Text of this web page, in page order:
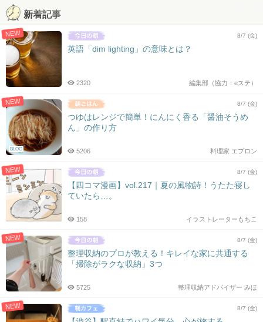
ナ
ビ
ゲ
ー
シ
ョ
新着記事
NEW 8/7 (金)
英語「dim lighting」の意味とは？
編集部（協力：eステ）
2320
NEW
BLOG
8/7 (金)
つゆはレンジで簡単！にんにく香る「醤油そうめ
ん」の作り方
料理家 エプロン
5206
NEW 8/7 (金)
【四コマ漫画】vol.217｜夏の風物詩！うたた寝し
ていたら…。
イラストレーターもちこ
158
NEW 8/7 (金)
整理収納のプロが教える！キレイな家に共通する
「掃除がラクな収納」3つ
整理収納アドバイザー みほ
5725
NEW 8/7 (金)